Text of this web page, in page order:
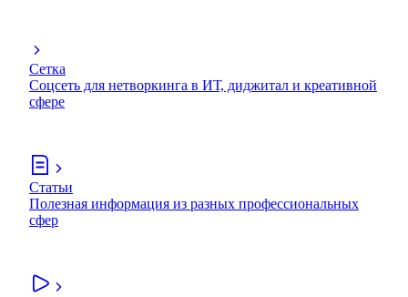
Сетка
Соцсеть для нетворкинга в ИТ, диджитал и креативной
сфере
Статьи
Полезная информация из разных профессиональных
сфер